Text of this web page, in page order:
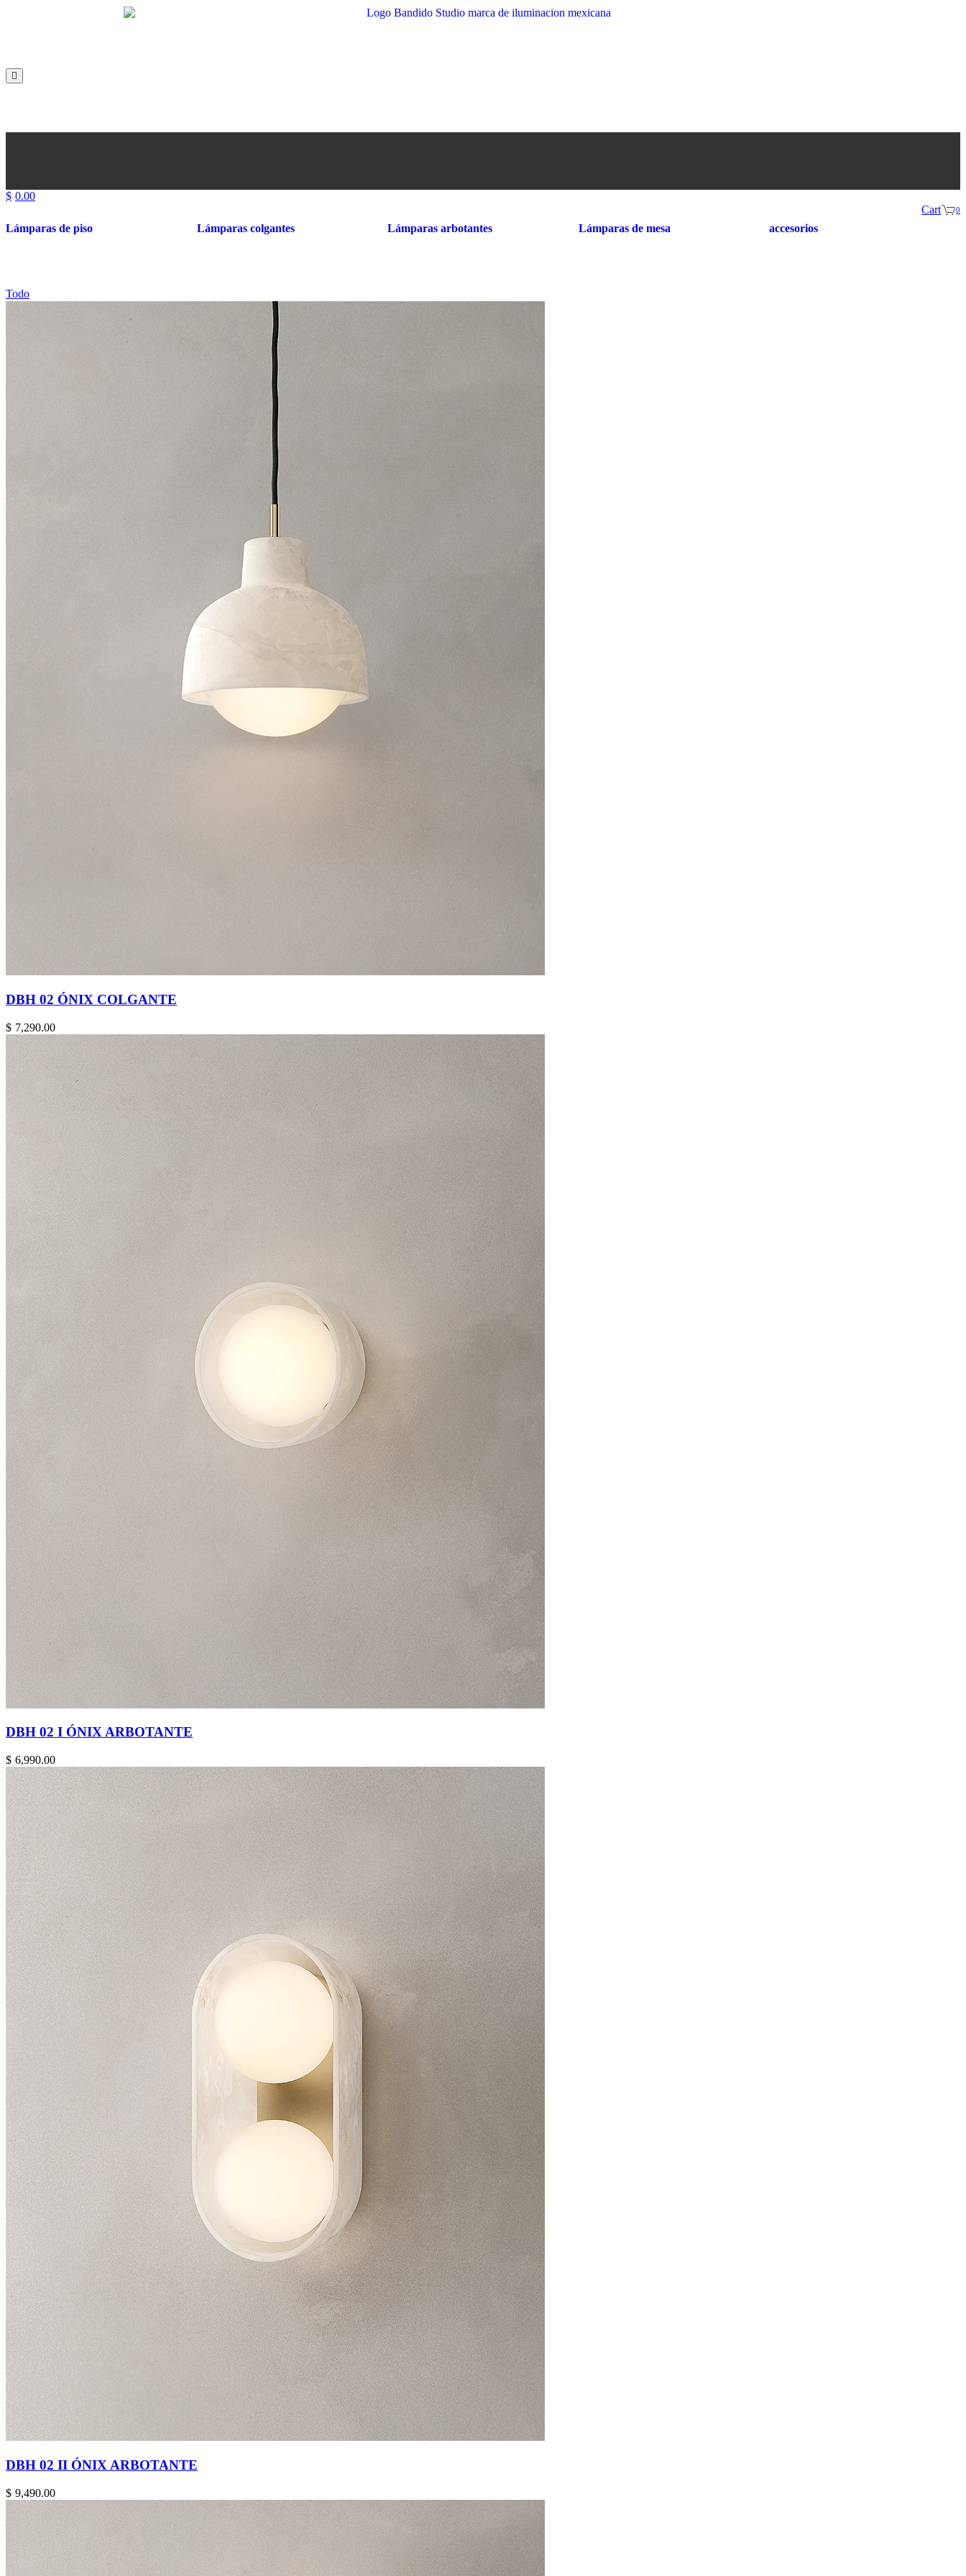
$ 0.00
0
Cart
Lámparas de piso
Lámparas colgantes Lámparas arbotantes Lámparas de mesa accesorios
Todo
DBH 02 ÓNIX COLGANTE
$ 7,290.00
DBH 02 I ÓNIX ARBOTANTE
$ 6,990.00
DBH 02 II ÓNIX ARBOTANTE
$ 9,490.00